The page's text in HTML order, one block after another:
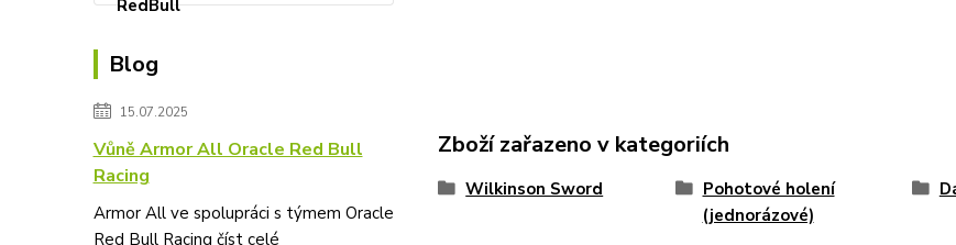
Blog
15.07.2025
Vůně Armor All Oracle Red Bull
Racing
Armor All ve spolupráci s týmem Oracle
Red Bull Racing číst celé
Zboží zařazeno v kategoriích
Wilkinson Sword
Pohotové holení
(jednorázové)